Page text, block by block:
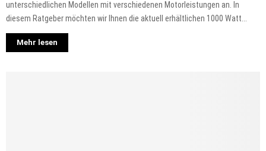
unterschiedlichen Modellen mit verschiedenen Motorleistungen an. In
diesem Ratgeber möchten wir Ihnen die aktuell erhältlichen 1000 Watt...
Mehr lesen